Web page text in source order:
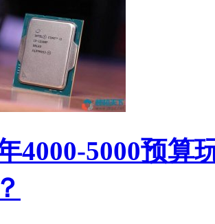
4000-5000预算